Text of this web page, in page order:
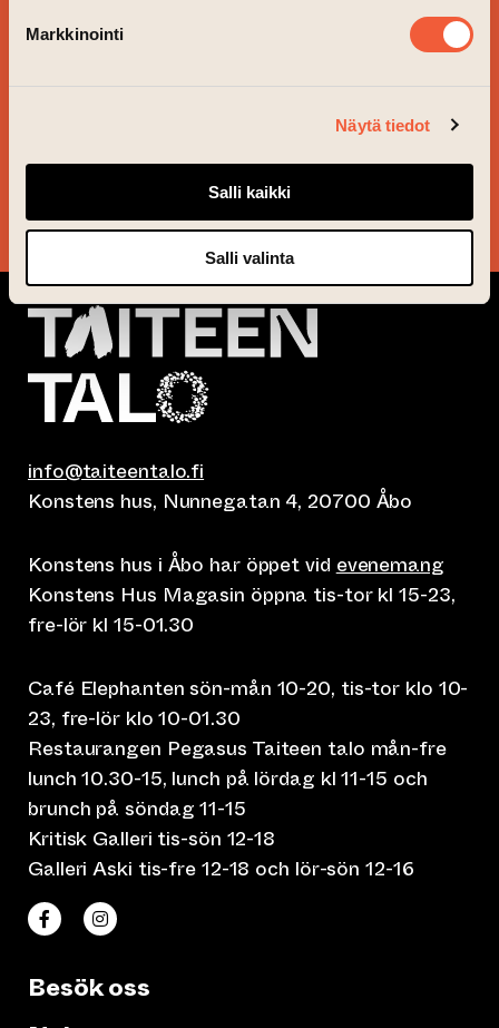
Markkinointi
Näytä tiedot
Salli kaikki
Salli valinta
BESTÄLL VÅRT
NYHETSBREV OCH
FÖLJ VAD SOM ÄR PÅ
info@taiteentalo.fi
Konstens hus, Nunnegatan 4, 20700 Åbo
Konstens hus i Åbo har öppet vid evenemang
Konstens Hus Magasin öppna tis-tor kl 15-23,
fre-lör kl 15-01.30
Café Elephanten sön-mån 10-20, tis-tor klo 10-
23, fre-lör klo 10-01.30
Restaurangen Pegasus Taiteen talo mån-fre
lunch 10.30-15, lunch på lördag kl 11-15 och
brunch på söndag 11-15
Kritisk Galleri tis-sön 12-18
Galleri Aski tis-fre 12-18 och lör-sön 12-16
Taiteen talo Facebookissa
(leder till annan webbtjänst)
Taiteen talo Instagramissa
(leder till annan webbtjänst)
Besök oss